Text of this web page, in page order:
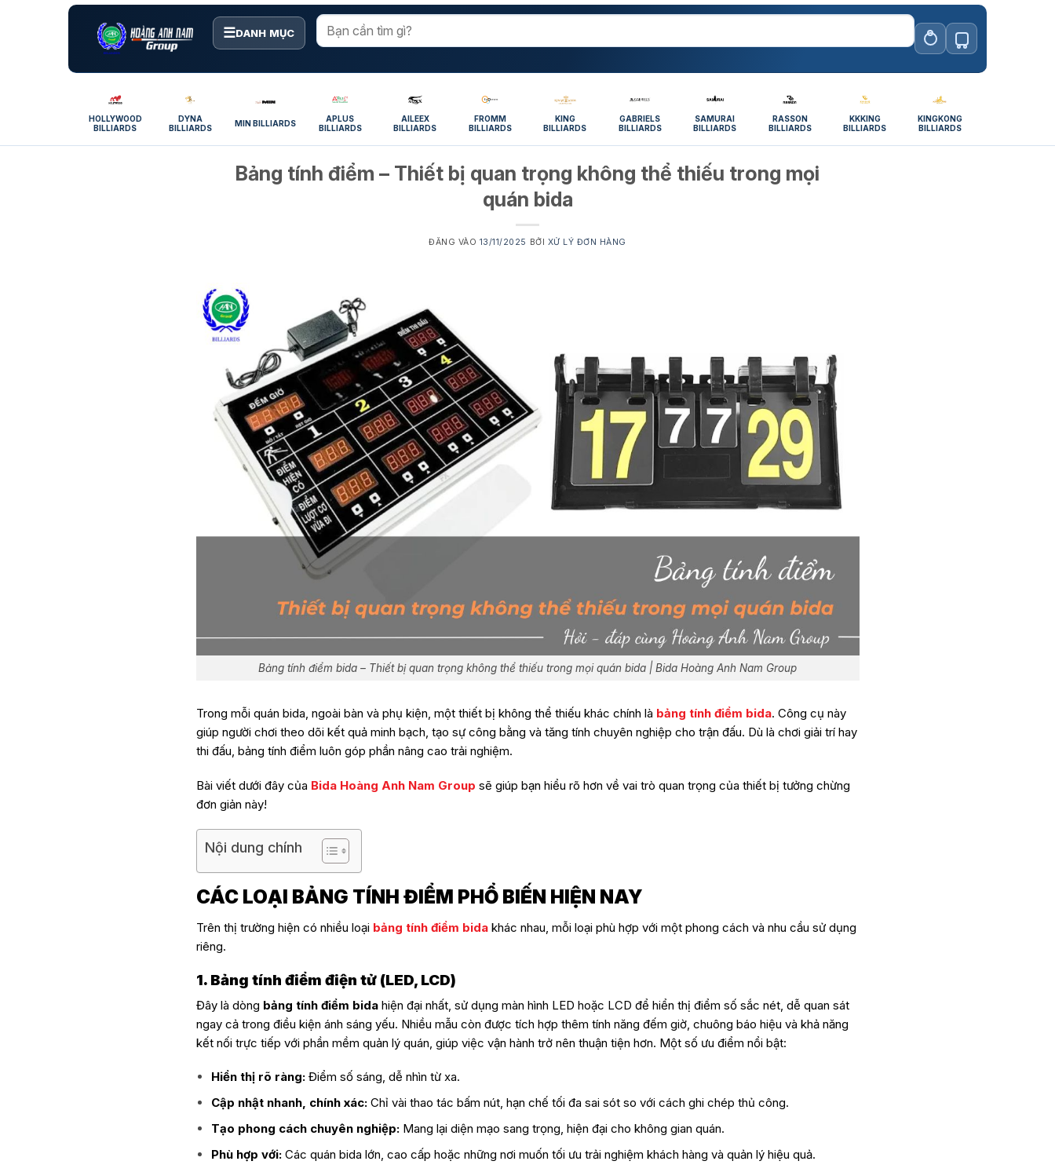
☰DANH MỤC
HOLLYWOOD
BILLIARDS
DYNA
BILLIARDS
MIN BILLIARDS
APLUS
BILLIARDS
AILEEX
BILLIARDS
FROMM
BILLIARDS
KING
BILLIARDS
GABRIELS
BILLIARDS
SAMURAI
BILLIARDS
RASSON
BILLIARDS
KKKING
BILLIARDS
KINGKONG
BILLIARDS
Bảng tính điểm – Thiết bị quan trọng không thể thiếu trong mọi
quán bida
ĐĂNG VÀO 13/11/2025 BỞI XỬ LÝ ĐƠN HÀNG
Bảng tính điểm bida – Thiết bị quan trọng không thể thiếu trong mọi quán bida | Bida Hoàng Anh Nam Group
Trong mỗi quán bida, ngoài bàn và phụ kiện, một thiết bị không thể thiếu khác chính là bảng tính điểm bida. Công cụ này
giúp người chơi theo dõi kết quả minh bạch, tạo sự công bằng và tăng tính chuyên nghiệp cho trận đấu. Dù là chơi giải trí hay
thi đấu, bảng tính điểm luôn góp phần nâng cao trải nghiệm.
Bài viết dưới đây của Bida Hoàng Anh Nam Group sẽ giúp bạn hiểu rõ hơn về vai trò quan trọng của thiết bị tưởng chừng
đơn giản này!
Nội dung chính
CÁC LOẠI BẢNG TÍNH ĐIỂM PHỔ BIẾN HIỆN NAY
Trên thị trường hiện có nhiều loại bảng tính điểm bidakhác nhau, mỗi loại phù hợp với một phong cách và nhu cầu sử dụng
riêng.
1. Bảng tính điểm điện tử (LED, LCD)
Đây là dòng bảng tính điểm bidahiện đại nhất, sử dụng màn hình LED hoặc LCD để hiển thị điểm số sắc nét, dễ quan sát
ngay cả trong điều kiện ánh sáng yếu. Nhiều mẫu còn được tích hợp thêm tính năng đếm giờ, chuông báo hiệu và khả năng
kết nối trực tiếp với phần mềm quản lý quán, giúp việc vận hành trở nên thuận tiện hơn. Một số ưu điểm nổi bật:
Hiển thị rõ ràng: Điểm số sáng, dễ nhìn từ xa.
Cập nhật nhanh, chính xác: Chỉ vài thao tác bấm nút, hạn chế tối đa sai sót so với cách ghi chép thủ công.
Tạo phong cách chuyên nghiệp: Mang lại diện mạo sang trọng, hiện đại cho không gian quán.
Phù hợp với: Các quán bida lớn, cao cấp hoặc những nơi muốn tối ưu trải nghiệm khách hàng và quản lý hiệu quả.